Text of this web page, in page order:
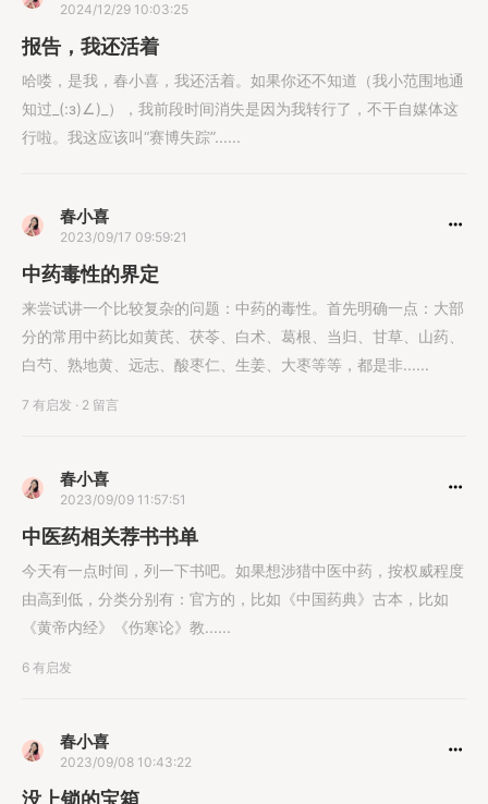
2024/12/29 10:03:25
报告，我还活着
哈喽，是我，春小喜，我还活着。如果你还不知道（我小范围地通
知过_(:з)∠)_），我前段时间消失是因为我转行了，不干自媒体这
行啦。我这应该叫“赛博失踪”......
春小喜
2023/09/17 09:59:21
中药毒性的界定
来尝试讲一个比较复杂的问题：中药的毒性。首先明确一点：大部
分的常用中药比如黄芪、茯苓、白术、葛根、当归、甘草、山药、
白芍、熟地黄、远志、酸枣仁、生姜、大枣等等，都是非......
7 有启发 · 2 留言
春小喜
2023/09/09 11:57:51
中医药相关荐书书单
今天有一点时间，列一下书吧。如果想涉猎中医中药，按权威程度
由高到低，分类分别有：官方的，比如《中国药典》古本，比如
《黄帝内经》《伤寒论》教......
6 有启发
春小喜
2023/09/08 10:43:22
没上锁的宝箱